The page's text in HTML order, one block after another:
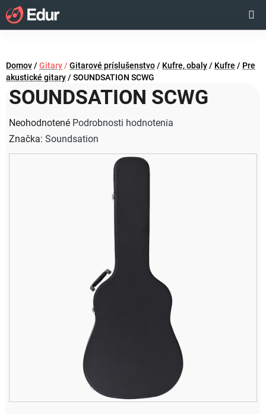
Prejsť
na
obsah
KOŠÍK
Domov/ Gitary / Gitarové príslušenstvo/ Kufre, obaly/ Kufre / Pre
akustické gitary/ SOUNDSATION SCWG
SOUNDSATION SCWG
Priemerné
hodnotenie
produktu
Neohodnotené Podrobnosti hodnotenia
Značka: Soundsation